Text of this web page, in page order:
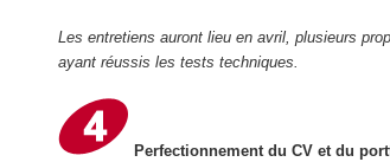
Les entretiens auront lieu en avril, plusieurs
ayant réussis les tests techniques.
Perfectionnement du CV et du